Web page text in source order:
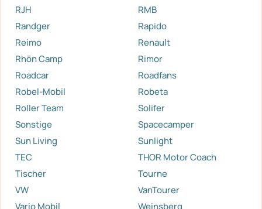
RJH
RMB
Randger
Rapido
Reimo
Renault
Rhön Camp
Rimor
Roadcar
Roadfans
Robel-Mobil
Robeta
Roller Team
Solifer
Sonstige
Spacecamper
Sun Living
Sunlight
TEC
THOR Motor Coach
Tischer
Tourne
VW
VanTourer
Vario Mobil
Weinsberg